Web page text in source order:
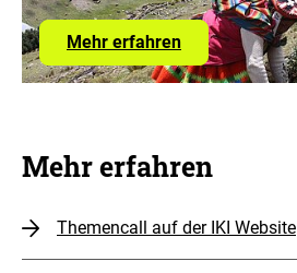
Mehr erfahren
Mehr erfahren
Themencall auf der IKI Website